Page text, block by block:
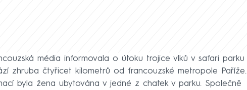
média informovala o útoku trojice vlků v safari parku
zhruba čtyřicet kilometrů od francouzské metropole Paříže.
byla žena ubytována v jedné z chatek v parku. Společně